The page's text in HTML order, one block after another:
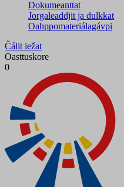
Dokumeanttat
Jorgaleaddjit ja dulkkat
Oahppomateriálagávpi
Čálit iežat
Oasttuskore
0